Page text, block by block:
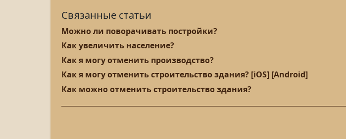
Связанные статьи
Можно ли поворачивать постройки?
Как увеличить население?
Как я могу отменить производство?
Как я могу отменить строительство здания? [iOS] [Android]
Как можно отменить строительство здания?